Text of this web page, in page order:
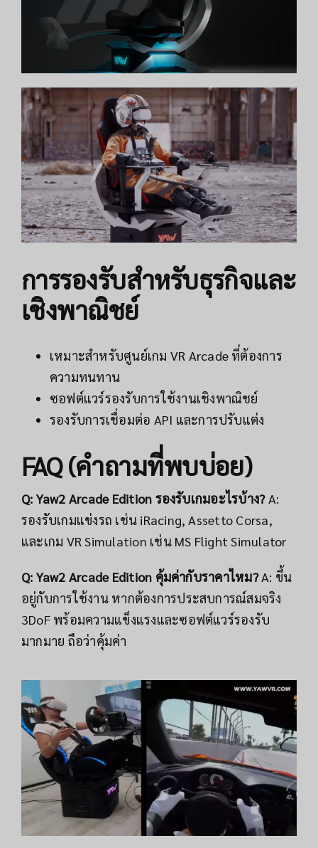
การรองรับสำหรับธุรกิจและ
เชิงพาณิชย์
เหมาะสำหรับศูนย์เกม VR Arcade ที่ต้องการ
ความทนทาน
ซอฟต์แวร์รองรับการใช้งานเชิงพาณิชย์
รองรับการเชื่อมต่อ API และการปรับแต่ง
FAQ (คำถามที่พบบ่อย)
Q: Yaw2 Arcade Edition รองรับเกมอะไรบ้าง?A:
รองรับเกมแข่งรถ เช่น iRacing, Assetto Corsa,
และเกม VR Simulation เช่น MS Flight Simulator
Q: Yaw2 Arcade Edition คุ้มค่ากับราคาไหม?A: ขึ้น
อยู่กับการใช้งาน หากต้องการประสบการณ์สมจริง
3DoF พร้อมความแข็งแรงและซอฟต์แวร์รองรับ
มากมาย ถือว่าคุ้มค่า